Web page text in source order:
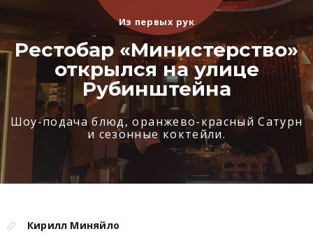
Из первых рук
Рестобар «Министерство»
открылся на улице
Рубинштейна
Шоу-подача блюд, оранжево-красный Сатурн
и сезонные коктейли.
Кирилл Миняйло